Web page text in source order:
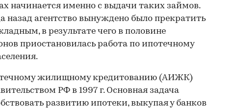
начинается именно с выдачи таких займов.
назад агентство вынуждено было прекратить
в результате чего в половине
приостановилась работа по ипотечному
жилищному кредитованию (АИЖК)
РФ в 1997 г. Основная задача
развитию ипотеки, выкупая у банков